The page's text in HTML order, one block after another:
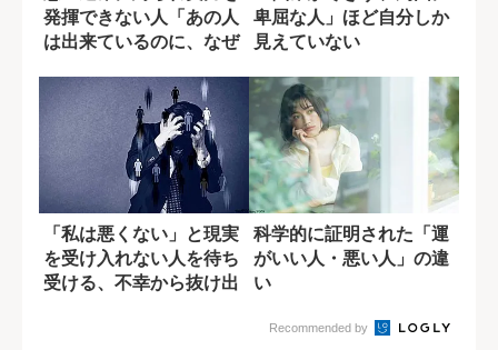
発揮できない人「あの人
は出来ているのに、なぜ
卑屈な人」ほど自分しか
見えていない
「私は悪くない」と現実
を受け入れない人を待ち
受ける、不幸から抜け出
科学的に証明された「運
がいい人・悪い人」の違
い
Recommended by